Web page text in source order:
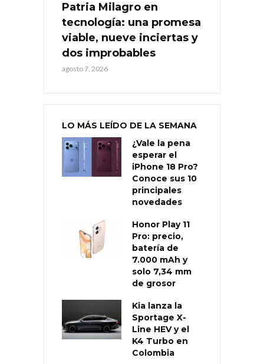
Patria Milagro en
tecnología: una promesa
viable, nueve inciertas y
dos improbables
agosto 7, 2026
LO MÁS LEÍDO DE LA SEMANA
¿Vale la pena
esperar el
iPhone 18 Pro?
Conoce sus 10
principales
novedades
Honor Play 11
Pro: precio,
batería de
7.000 mAh y
solo 7,34 mm
de grosor
Kia lanza la
Sportage X-
Line HEV y el
K4 Turbo en
Colombia